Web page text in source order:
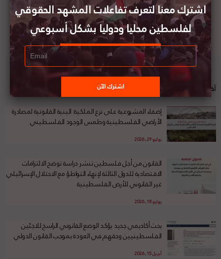
آخر الأخبار
إضفاء المشروعية على نزع الملكية: البنية القانونية لمصادرة
الأراضي الفلسطينية وطمس الوجود الفلسطيني
يوليو 29, 2026
القانون من أجل فلسطين تنشر دراسة توضح الالتزامات
الاقتصادية للدول الثالثة لإنهاء التواطؤ مع الاحتلال الإسرائيلي
غير القانوني للأرض الفلسطينية
يوليو 18, 2026
بحث أكاديمي جديد يؤكد الوضع القانوني الراسخ للاجئين
الفلسطينيين وحقهم في العودة بموجب القانون الدولي
أبريل 15, 2026
اشترك معنا لتعرف تفاعلات المشهد الحقوقي
لفلسطين محليا ودوليا بشكل أسبوعي